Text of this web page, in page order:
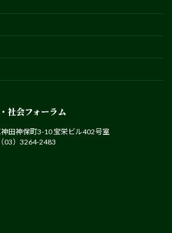
社会フォーラム
田神保町3-10 宝栄ビル402号室
03）3264-2483